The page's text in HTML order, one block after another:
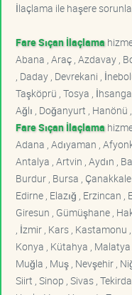
İlaçlama ile haşere
Fare Sıçan İlaçlama
Abana , Araç , Azdavay ,
, Daday , Devrekani ,
Taşköprü , Tosya ,
Ağlı , Doğanyurt , Hanönü
Fare Sıçan İlaçlama
Adana , Adıyaman ,
Antalya , Artvin , Aydın ,
Burdur , Bursa , Çanakkale
Edirne , Elazığ , Erzincan ,
Giresun , Gümüşhane ,
, İzmir , Kars , Kastamonu
Konya , Kütahya ,
Muğla , Muş , Nevşehir ,
Siirt , Sinop , Sivas ,